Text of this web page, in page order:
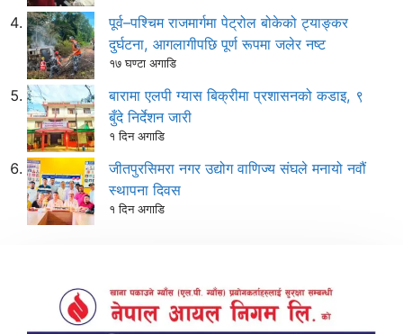
पूर्व–पश्चिम राजमार्गमा पेट्रोल बोकेको ट्याङ्कर
दुर्घटना, आगलागीपछि पूर्ण रूपमा जलेर नष्ट
१७ घण्टा अगाडि
बारामा एलपी ग्यास बिक्रीमा प्रशासनको कडाइ, ९
बुँदे निर्देशन जारी
१ दिन अगाडि
जीतपुरसिमरा नगर उद्योग वाणिज्य संघले मनायो नवौं
स्थापना दिवस
१ दिन अगाडि